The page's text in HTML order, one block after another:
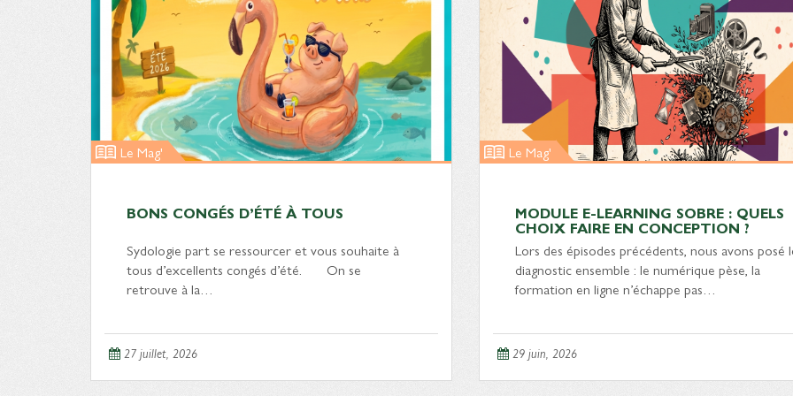
Le Mag'
BONS CONGÉS D’ÉTÉ À TOUS
Sydologie part se ressourcer et vous souhaite à
tous d’excellents congés d’été. On se
retrouve à la…
27 juillet, 2026
Le Mag'
MODULE E-LEARNING SOBRE : QUELS
CHOIX FAIRE EN CONCEPTION ?
Lors des épisodes précédents, nous avons posé
diagnostic ensemble : le numérique pèse, la
formation en ligne n’échappe pas…
29 juin, 2026